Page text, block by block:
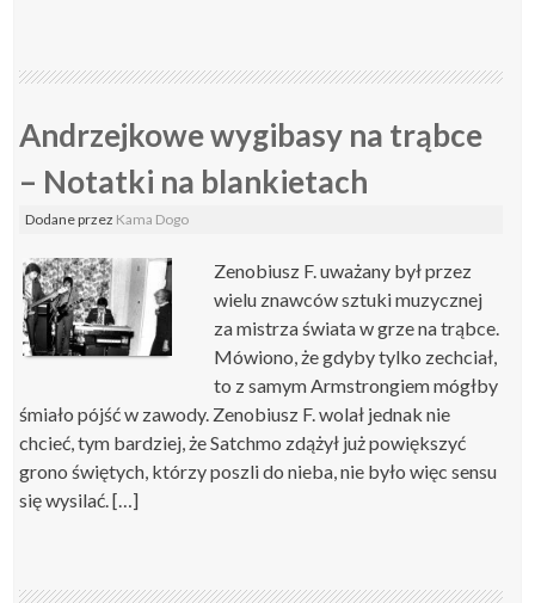
Andrzejkowe wygibasy na trąbce
– Notatki na blankietach
Dodaneprzez Kama Dogo
Zenobiusz F. uważany był przez
wielu znawców sztuki muzycznej
za mistrza świata w grze na trąbce.
Mówiono, że gdyby tylko zechciał,
to z samym Armstrongiem mógłby
śmiało pójść w zawody. Zenobiusz F. wolał jednak nie
chcieć, tym bardziej, że Satchmo zdążył już powiększyć
grono świętych, którzy poszli do nieba, nie było więc sensu
się wysilać. […]